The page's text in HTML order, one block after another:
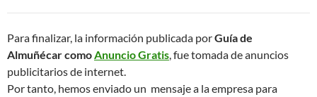
Para finalizar, la información publicada porGuía de
Almuñécar como Anuncio Gratis , fue tomada de anuncios
publicitarios de internet.
Por tanto, hemos enviado un mensaje a la empresa para